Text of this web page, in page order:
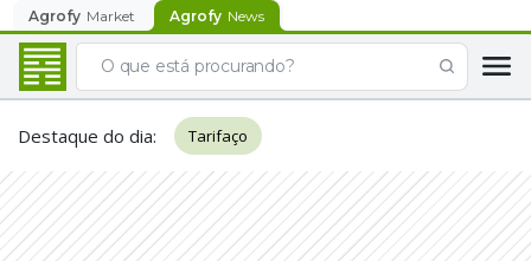
Agrofy Market Agrofy News
Destaque do dia: Tarifaço